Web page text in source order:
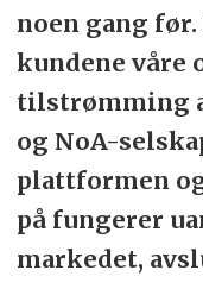
noen gang
kundene våre
tilstrømming
og NoA-
plattformen
på fungerer
markedet,